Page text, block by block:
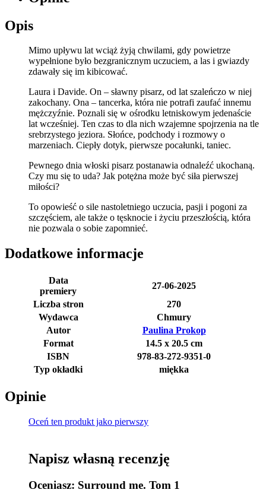
Opis
Mimo upływu lat wciąż żyją chwilami, gdy powietrze
wypełnione było bezgranicznym uczuciem, a las i gwiazdy
zdawały się im kibicować.
Laura i Davide. On – sławny pisarz, od lat szaleńczo w niej
zakochany. Ona – tancerka, która nie potrafi zaufać innemu
mężczyźnie. Poznali się w ośrodku letniskowym jedenaście
lat wcześniej. Ten czas to dla nich wzajemne spojrzenia na tle
srebrzystego jeziora. Słońce, podchody i rozmowy o
marzeniach. Ciepły dotyk, pierwsze pocałunki, taniec.
Pewnego dnia włoski pisarz postanawia odnaleźć ukochaną.
Czy mu się to uda? Jak potężna może być siła pierwszej
miłości?
To opowieść o sile nastoletniego uczucia, pasji i pogoni za
szczęściem, ale także o tęsknocie i życiu przeszłością, która
nie pozwala o sobie zapomnieć.
Dodatkowe informacje
Data
premiery
27-06-2025
Liczba stron
270
Wydawca
Chmury
Autor
Paulina Prokop
Format
14.5 x 20.5 cm
ISBN
978-83-272-9351-0
Typ okładki
miękka
Opinie
Oceń ten produkt jako pierwszy
Napisz własną recenzję
Oceniasz: Surround me. Tom 1